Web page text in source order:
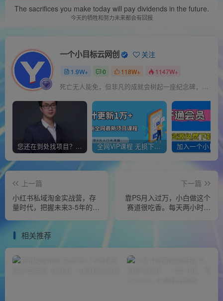
The sacrifices you make today will pay dividends in the future.
今天的牺牲和努力未来都会有回报
一个小目标云网创 关注
1.9W+ 0 118W+ 1147W+
死亡无人能免，但非凡的成就会树起一座纪念碑，它将一直立到太阳冷却之时
您还在到处找项目？还在当韭菜？我靠经营“一个小目标网创商城”年入百W+，曾经我也负债累累! 全网VIP课程 无损下载~
上一篇
小红书私域淘金实战营，存
量时代，把握未来3-5年的红
下一篇
靠PS月入过万，小白做这个
赛道很吃香。每天两小时，
相关推荐